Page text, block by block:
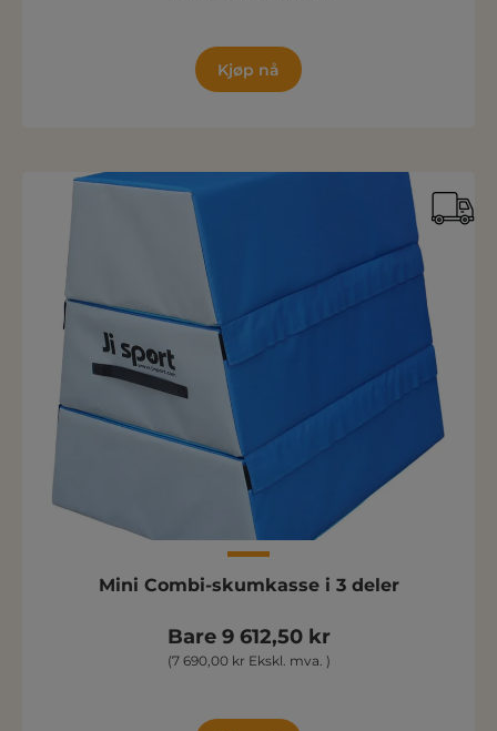
Kjøp nå
Mini Combi-skumkasse i 3 deler
Bare 9 612,50 kr
(7 690,00 kr Ekskl. mva. )